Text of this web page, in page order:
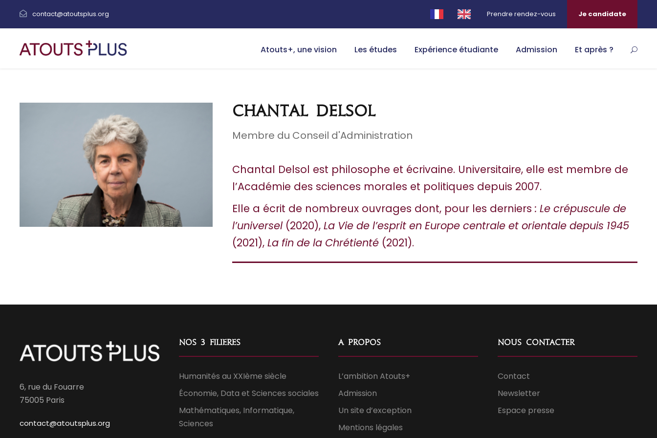
contact@atoutsplus.org Prendre rendez-vous Je candidate
Atouts+, une vision Les études Expérience étudiante Admission Et après ?
Chantal Delsol
Membre du Conseil d'Administration
Chantal Delsol est philosophe et écrivaine. Universitaire, elle est membre de
l’Académie des sciences morales et politiques depuis 2007.
Elle a écrit de nombreux ouvrages dont, pour les derniers : Le crépuscule de
l’universel(2020), La Vie de l’esprit en Europe centrale et orientale depuis 1945
(2021), La fin de la Chrétienté(2021).
6, rue du Fouarre
75005 Paris
contact@atoutsplus.org
Nos 3 filières
Humanités au XXIème siècle
Économie, Data et Sciences sociales
Mathématiques, Informatique,
Sciences
À propos
L’ambition Atouts+
Admission
Un site d’exception
Mentions légales
Nous contacter
Contact
Newsletter
Espace presse